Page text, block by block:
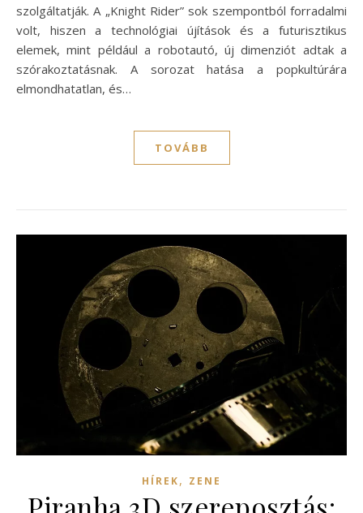
szolgáltatják. A „Knight Rider” sok szempontból forradalmi
volt, hiszen a technológiai újítások és a futurisztikus
elemek, mint például a robotautó, új dimenziót adtak a
szórakoztatásnak. A sorozat hatása a popkultúrára
elmondhatatlan, és…
TOVÁBB
HÍREK, ZENE